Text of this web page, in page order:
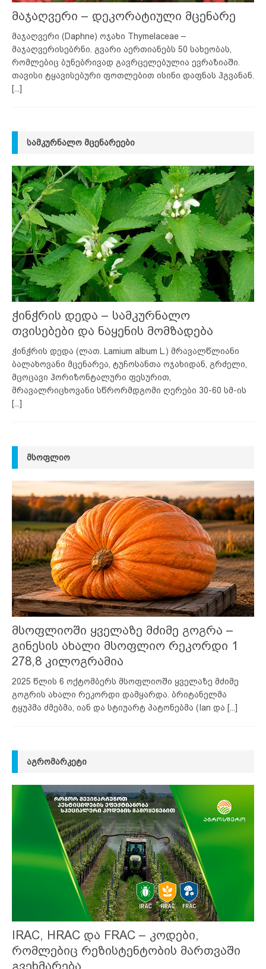
მაჯაღვერი – დეკორატიული მცენარე
მაჯაღვერი (Daphne) ოჯახი Thymelaceae –
მაჯაღვერისებრნი. გვარი აერთიანებს 50 სახეობას,
რომლებიც ბუნებრივად გავრცელებულია ევრაზიაში.
თავისი ტყავისებური ფოთლებით ისინი დაფნას ჰგვანან.
[...]
ᲡᲐᲛᲙᲣᲠᲜᲐᲚᲝ ᲛᲪᲔᲜᲐᲠᲔᲔᲑᲘ
ჭინჭრის დედა – სამკურნალო
თვისებები და ნაყენის მომზადება
ჭინჭრის დედა (ლათ. Lamium album L.) მრავალწლიანი
ბალახოვანი მცენარეა, ტუჩოსანთა ოჯახიდან, გრძელი,
მცოცავი ჰორიზონტალური ფესურით,
მრავალრიცხოვანი სწრორმდგომი ღერები 30-60 სმ-ის
[...]
ᲛᲡᲝᲤᲚᲘᲝ
მსოფლიოში ყველაზე მძიმე გოგრა –
გინესის ახალი მსოფლიო რეკორდი 1
278,8 კილოგრამია
2025 წლის 6 ოქტომბერს მსოფლიოში ყველაზე მძიმე
გოგრის ახალი რეკორდი დამყარდა. ბრიტანელმა
ტყუპმა ძმებმა, იან და სტიუარტ პატონებმა (Ian და [...]
ᲐᲒᲠᲝᲛᲐᲠᲙᲔᲢᲘ
IRAC, HRAC და FRAC – კოდები,
რომლებიც რეზისტენტობის მართვაში
გვეხმარება